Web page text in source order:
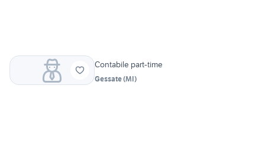
Contabile part-time
Gessate(MI)